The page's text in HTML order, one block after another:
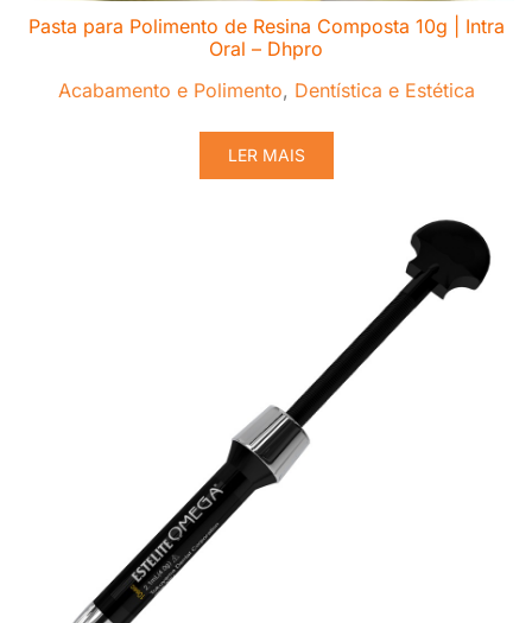
Pasta para Polimento de Resina Composta 10g | Intra
Oral – Dhpro
Acabamento e Polimento, Dentística e Estética
LER MAIS